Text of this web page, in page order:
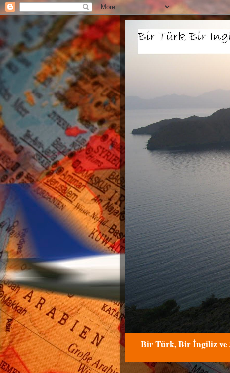
Bir Türk, Bir İngiliz ve